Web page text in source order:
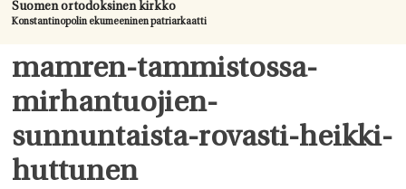
Suomen ortodoksinen kirkko
Konstantinopolin ekumeeninen patriarkaatti
Juhlat & toimitukset
Kirkot
Apua & tukea
Tule mukaan
Hautausmaa
mamren-tammistossa-
mirhantuojien-
sunnuntaista-rovasti-heikki-
huttunen